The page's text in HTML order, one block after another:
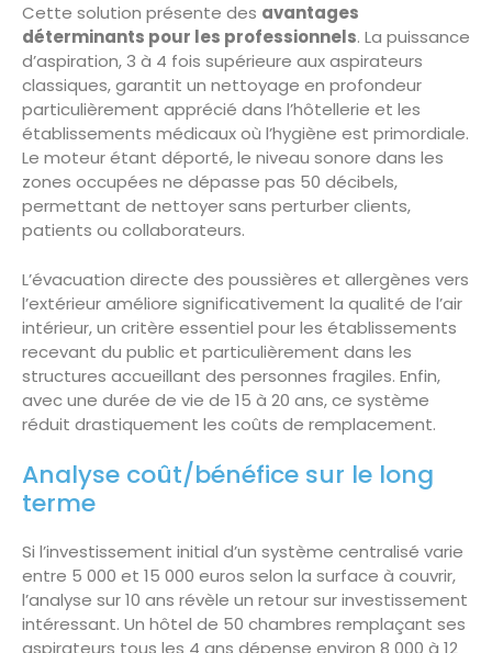
Cette solution présente des avantages
déterminants pour les professionnels. La puissance
d’aspiration, 3 à 4 fois supérieure aux aspirateurs
classiques, garantit un nettoyage en profondeur
particulièrement apprécié dans l’hôtellerie et les
établissements médicaux où l’hygiène est primordiale.
Le moteur étant déporté, le niveau sonore dans les
zones occupées ne dépasse pas 50 décibels,
permettant de nettoyer sans perturber clients,
patients ou collaborateurs.
L’évacuation directe des poussières et allergènes vers
l’extérieur améliore significativement la qualité de l’air
intérieur, un critère essentiel pour les établissements
recevant du public et particulièrement dans les
structures accueillant des personnes fragiles. Enfin,
avec une durée de vie de 15 à 20 ans, ce système
réduit drastiquement les coûts de remplacement.
Analyse coût/bénéfice sur le long
terme
Si l’investissement initial d’un système centralisé varie
entre 5 000 et 15 000 euros selon la surface à couvrir,
l’analyse sur 10 ans révèle un retour sur investissement
intéressant. Un hôtel de 50 chambres remplaçant ses